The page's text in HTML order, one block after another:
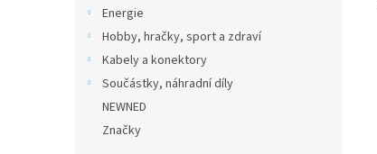
Energie
Hobby, hračky, sport a zdraví
Kabely a konektory
Součástky, náhradní díly
NEWNED
Značky